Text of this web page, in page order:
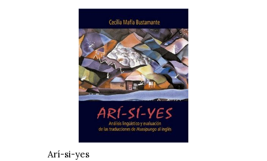
Arí-si-yes